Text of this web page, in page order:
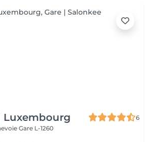
Luxembourg
6
Gare L-1260